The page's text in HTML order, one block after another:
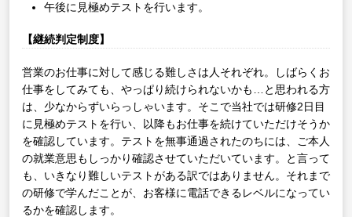
午後に見極めテストを行います。
【継続判定制度】
営業のお仕事に対して感じる難しさは人それぞれ。しばらくお
仕事をしてみても、やっぱり続けられないかも…と思われる方
は、少なからずいらっしゃいます。そこで当社では研修2日目
に見極めテストを行い、以降もお仕事を続けていただけそうか
を確認しています。テストを無事通過されたのちには、ご本人
の就業意思もしっかり確認させていただいています。と言って
も、いきなり難しいテストがある訳ではありません。それまで
の研修で学んだことが、お客様に電話できるレベルになってい
るかを確認します。